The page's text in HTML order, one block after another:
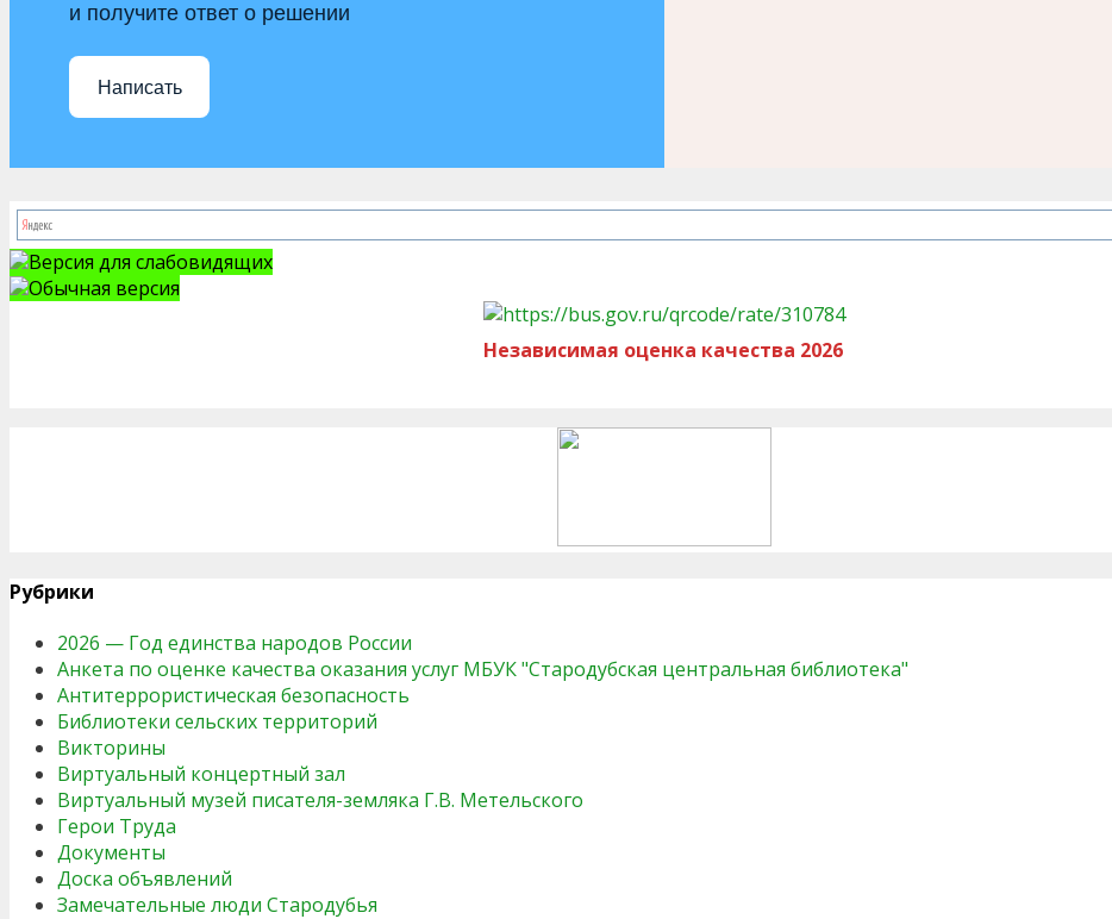
и получите ответ о решении
Написать
Версия для слабовидящих
Обычная версия
Независимая оценка качества 2026
Рубрики
2026 — Год единства народов России
Анкета по оценке качества оказания услуг МБУК "Стародубская центральная библиотека"
Антитеррористическая безопасность
Библиотеки сельских территорий
Викторины
Виртуальный концертный зал
Виртуальный музей писателя-земляка Г.В. Метельского
Герои Труда
Документы
Доска объявлений
Замечательные люди Стародубья